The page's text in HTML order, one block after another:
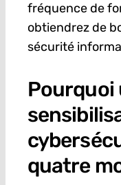
fréquence de
obtiendrez de
sécurité
Pourquoi
quatre